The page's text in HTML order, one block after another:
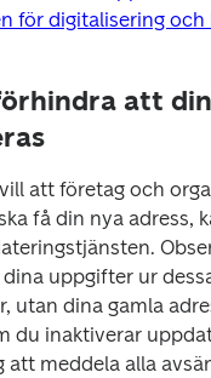
för digitalisering
att
att företag och
få din nya adress,
uppgifter ur
utan dina gamla
du inaktiverar
att meddela alla